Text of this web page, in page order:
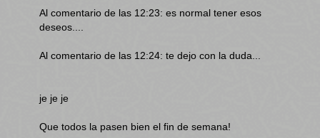
Al comentario de las 12:23: es normal tener esos
deseos....
Al comentario de las 12:24: te dejo con la duda...
je je je
Que todos la pasen bien el fin de semana!